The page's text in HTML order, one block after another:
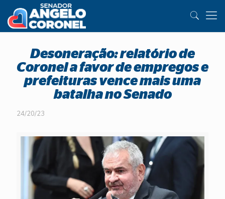
Desoneração: relatório de
Coronel a favor de empregos e
prefeituras vence mais uma
batalha no Senado
24/20/23